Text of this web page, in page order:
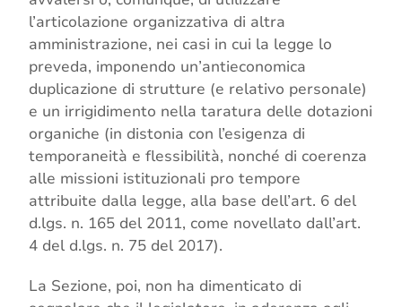
l’articolazione organizzativa di altra
amministrazione, nei casi in cui la legge lo
preveda, imponendo un’antieconomica
duplicazione di strutture (e relativo personale)
e un irrigidimento nella taratura delle dotazioni
organiche (in distonia con l’esigenza di
temporaneità e flessibilità, nonché di coerenza
alle missioni istituzionali pro tempore
attribuite dalla legge, alla base dell’art. 6 del
d.lgs. n. 165 del 2011, come novellato dall’art.
4 del d.lgs. n. 75 del 2017).
La Sezione, poi, non ha dimenticato di